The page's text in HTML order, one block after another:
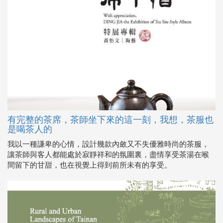
有完整的茶席，茶師坐下來的這一刻，我想，茶服也
是喝茶人的
我以一種謙卑的心情，設計幾款內斂又不失優雅時尚的茶服，
讓茶師與客人都能處於寂靜祥和的氛圍裏，盡情享受茶湯在喉
間留下的甘甜，也在視覺上得到前所未有的享受。